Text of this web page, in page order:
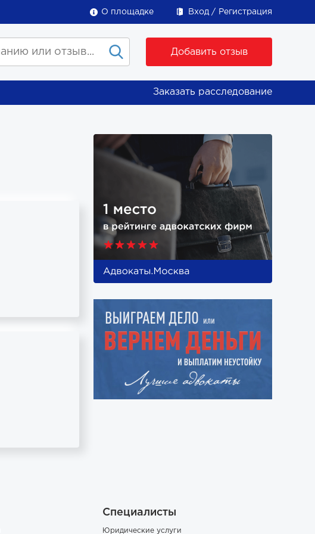
О площадке Вход Регистрация
Добавить отзыв
Заказать расследование
Специалисты
Юридические услуги